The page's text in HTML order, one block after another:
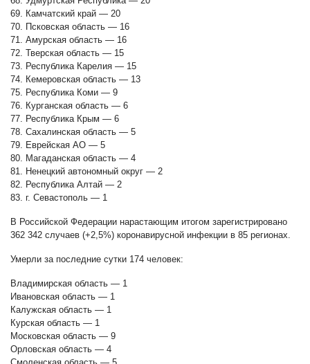
69. Камчатский край — 20
70. Псковская область — 16
71. Амурская область — 16
72. Тверская область — 15
73. Республика Карелия — 15
74. Кемеровская область — 13
75. Республика Коми — 9
76. Курганская область — 6
77. Республика Крым — 6
78. Сахалинская область — 5
79. Еврейская АО — 5
80. Магаданская область — 4
81. Ненецкий автономный округ — 2
82. Республика Алтай — 2
83. г. Севастополь — 1
В Российской Федерации нарастающим итогом зарегистрировано
362 342 случаев (+2,5%) коронавирусной инфекции в 85 регионах.
Умерли за последние сутки 174 человек:
Владимирская область — 1
Ивановская область — 1
Калужская область — 1
Курская область — 1
Московская область — 9
Орловская область — 4